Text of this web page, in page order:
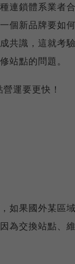
連鎖體系業者
個新品牌要如
共識，這就考
站點的問題。
運要更快！
如果國外某區
為交換站點、